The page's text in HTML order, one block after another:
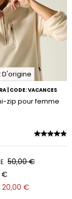
D'origine
| CODE: VACANCES
zip pour femme
50,00 €
€
20,00 €